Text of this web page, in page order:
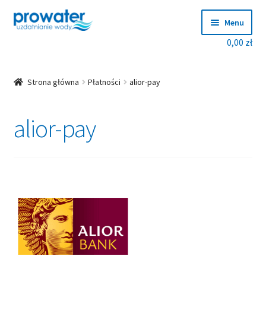
Przejdź
do
Przejdź
do
Menu
Rozwiń
Producenci
Kontakt
0,00 zł
Strona główna Płatności alior-pay
alior-pay